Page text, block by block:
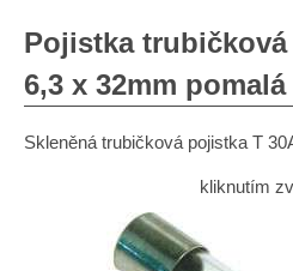
Pojistka trubičková
6,3 x 32mm
Skleněná trubičková pojistka T
kliknutím